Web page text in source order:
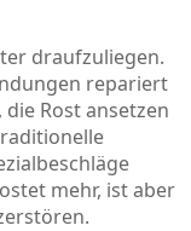
draufzuliegen.
repariert
Rost ansetzen
mehr, ist aber